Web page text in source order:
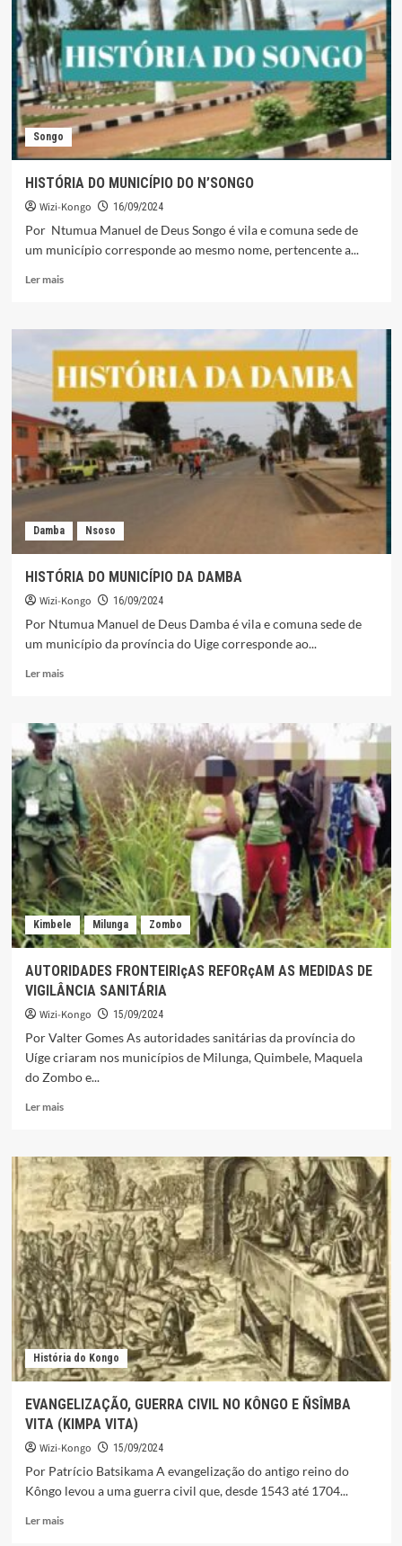
Songo
HISTÓRIA DO MUNICÍPIO DO N’SONGO
Wizi-Kongo 16/09/2024
Por Ntumua Manuel de Deus Songo é vila e comuna sede de
um município corresponde ao mesmo nome, pertencente a...
Ler maisLeia
HISTÓRIA
DO
MUNICÍPIO
DO
N’SONGO
Damba Nsoso
HISTÓRIA DO MUNICÍPIO DA DAMBA
Wizi-Kongo 16/09/2024
Por Ntumua Manuel de Deus Damba é vila e comuna sede de
um município da província do Uige corresponde ao...
Ler maisLeia
DO
MUNICÍPIO
DA
DAMBA
Kimbele Milunga Zombo
AUTORIDADES FRONTEIRIçAS REFORçAM AS MEDIDAS DE
VIGILÂNCIA SANITÁRIA
Wizi-Kongo 15/09/2024
Por Valter Gomes As autoridades sanitárias da província do
Uíge criaram nos municípios de Milunga, Quimbele, Maquela
do Zombo e...
Ler maisLeia
AUTORIDADES
FRONTEIRIçAS
REFORçAM
AS
MEDIDAS
DE
VIGILÂNCIA
SANITÁRIA
História do Kongo
EVANGELIZAÇÃO, GUERRA CIVIL NO KÔNGO E ÑSÎMBA
VITA (KIMPA VITA)
Wizi-Kongo 15/09/2024
Por Patrício Batsikama A evangelização do antigo reino do
Kôngo levou a uma guerra civil que, desde 1543 até 1704...
Ler maisLeia